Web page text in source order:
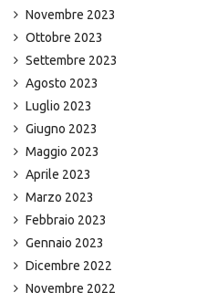
Novembre 2023
Ottobre 2023
Settembre 2023
Agosto 2023
Luglio 2023
Giugno 2023
Maggio 2023
Aprile 2023
Marzo 2023
Febbraio 2023
Gennaio 2023
Dicembre 2022
Novembre 2022